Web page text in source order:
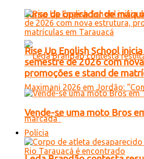
curso de operador de
Rise Up English School
semestre de 2026 com
promoções e stand de
Vende-se uma moto Bros
Polícia